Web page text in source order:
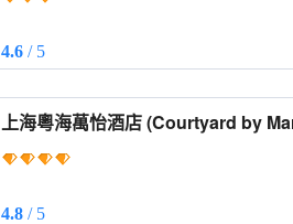
Branch))
4.6/ 5
上海粵海萬怡酒店 (Courtyard by Marriott
Shanghai Hongkou)
4.8/ 5